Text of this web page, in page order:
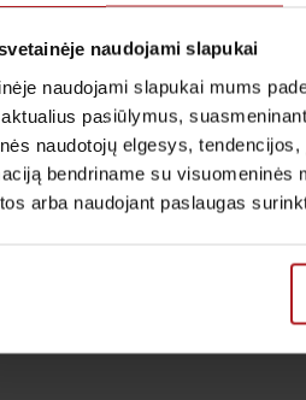
naudojami slapukai
naudojami slapukai mums
pasiūlymus,
naudotojų elgesys,
bendriname su
arba naudojant paslaugas